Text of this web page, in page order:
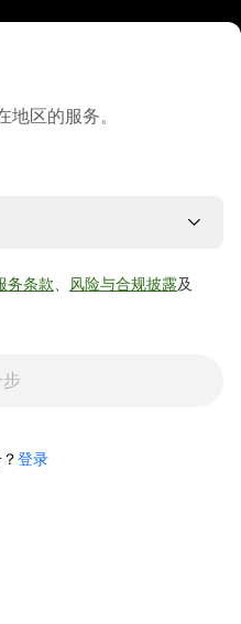
区的服务。
务条款 风险与合规披露及
登录